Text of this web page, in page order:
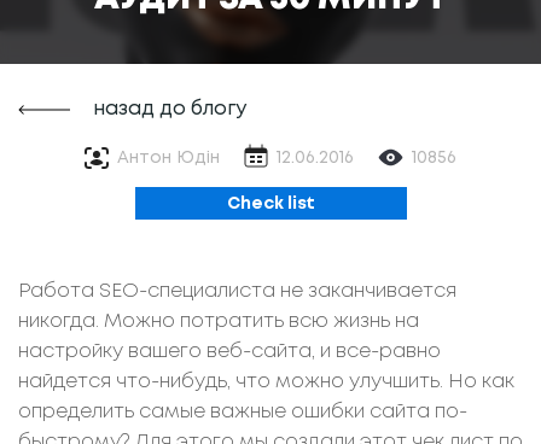
назад до блогу
Антон Юдін 12.06.2016 10856
Сheck list
Работа SEO-специалиста не заканчивается
никогда. Можно потратить всю жизнь на
настройку вашего веб-сайта, и все-равно
найдется что-нибудь, что можно улучшить. Но как
определить самые важные ошибки сайта по-